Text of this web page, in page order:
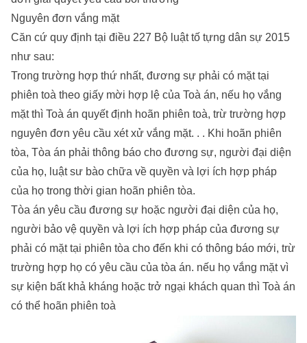
Nguyên đơn vắng mặt
Căn cứ quy định tại điều 227 Bộ luật tố tựng dân sự 2015
như sau:
Trong trường hợp thứ nhất, đương sự phải có mặt tại
phiên toà theo giấy mời hợp lệ của Toà án, nếu họ vắng
mặt thì Toà án quyết định hoãn phiên toà, trừ trường hợp
nguyên đơn yêu cầu xét xử vắng mặt. . . Khi hoãn phiên
tòa, Tòa án phải thông báo cho đương sự, người đại diện
của họ, luật sư bào chữa về quyền và lợi ích hợp pháp
của họ trong thời gian hoãn phiên tòa.
Tòa án yêu cầu đương sự hoặc người đại diện của họ,
người bảo vệ quyền và lợi ích hợp pháp của đương sự
phải có mặt tại phiên tòa cho đến khi có thông báo mới, trừ
trường hợp họ có yêu cầu của tòa án. nếu họ vắng mặt vì
sự kiện bất khả kháng hoặc trở ngại khách quan thì Toà án
có thể hoãn phiên toà